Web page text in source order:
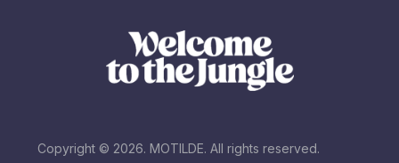
Copyright © 2026. MOTILDE. All rights reserved.